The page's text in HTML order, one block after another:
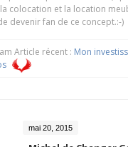
colocation et la location
devenir fan de ce concept.:-)
Article récent : Mon
mai 20, 2015